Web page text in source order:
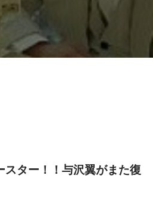
スター！！与沢翼がまた復